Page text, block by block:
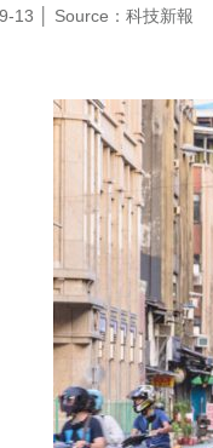
13 │ Source：科技新報